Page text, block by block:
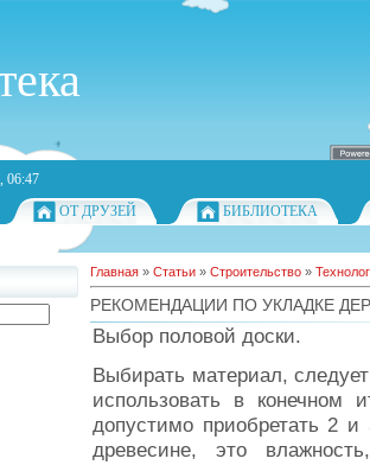
06:47
ОТ ДРУЗЕЙ
БИБЛИОТЕКА
Главная » Статьи » Строительство »
РЕКОМЕНДАЦИИ ПО УКЛАДКЕ
Выбор половой доски.
Выбирать материал,
использовать в конечном
допустимо приобретать 2 и
древесине, это